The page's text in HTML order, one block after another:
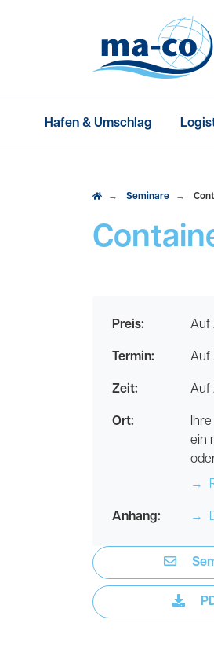
Hafen & Umschlag
Seminare
Preis: Auf
Termin: Auf
Zeit: Auf
Ort:
ein
→
Anhang: →